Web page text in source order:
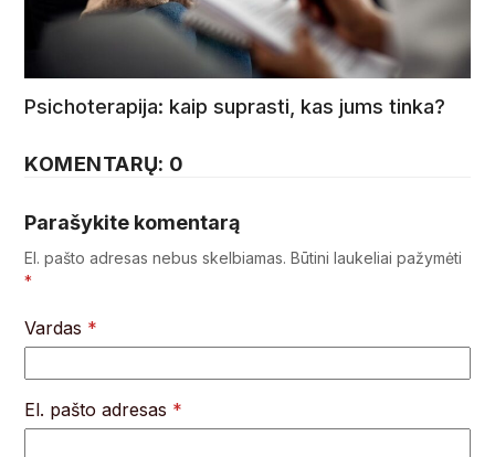
Psichoterapija: kaip suprasti, kas jums tinka?
KOMENTARŲ: 0
Parašykite komentarą
El. pašto adresas nebus skelbiamas. Būtini laukeliai pažymėti
*
Vardas *
El. pašto adresas *